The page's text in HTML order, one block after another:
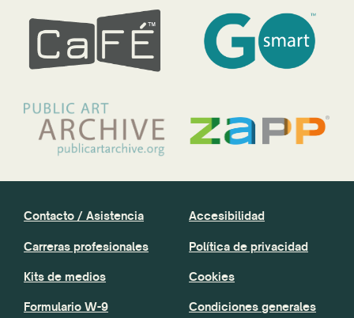
Contacto / Asistencia
Carreras profesionales
Kits de medios
Formulario W-9
Accesibilidad
Política de privacidad
Cookies
Condiciones generales